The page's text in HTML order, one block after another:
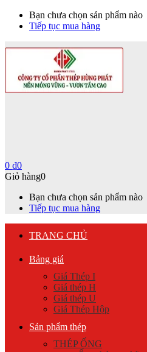
Bạn chưa chọn sản phẩm nào
Tiếp tục mua hàng
0 ₫0
Giỏ hàng0
Bạn chưa chọn sản phẩm nào
Tiếp tục mua hàng
TRANG CHỦ
Bảng giá
Giá Thép I
Giá thép H
Giá thép U
Giá Thép Hộp
Sản phẩm thép
THÉP ỐNG